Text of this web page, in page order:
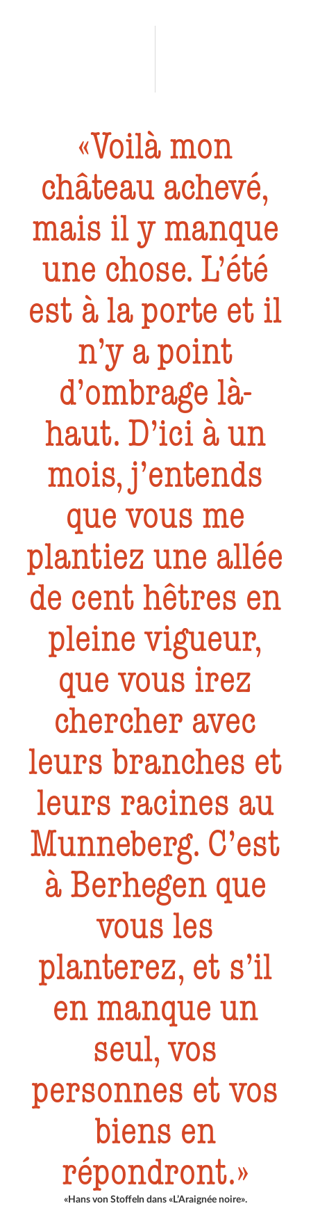
Voilà mon
château achevé,
mais il y manque
une chose. L’été
est à la porte et il
n’y a point
d’ombrage là-
haut. D’ici à un
mois, j’entends
que vous me
plantiez une allée
de cent hêtres en
pleine vigueur,
que vous irez
chercher avec
leurs branches et
leurs racines au
Munneberg. C’est
à Berhegen que
vous les
planterez, et s’il
en manque un
seul, vos
personnes et vos
biens en
répondront.
«Hans von Stoffeln dans «L’Araignée noire».